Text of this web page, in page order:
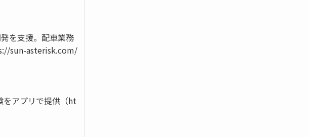
を支援。配車業務
sun-asterisk.com/
をアプリで提供（ht